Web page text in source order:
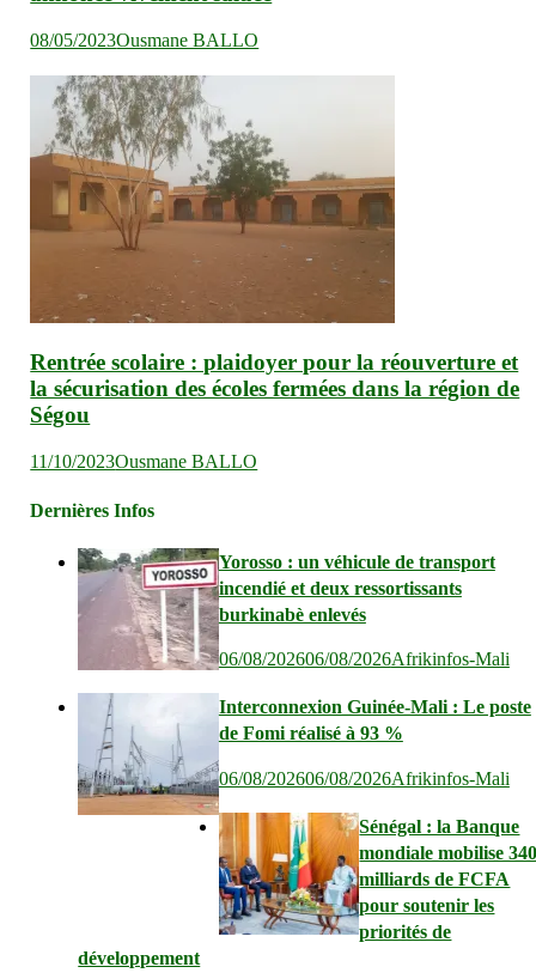
08/05/2023Ousmane BALLO
Rentrée scolaire : plaidoyer pour la réouverture et
la sécurisation des écoles fermées dans la région de
Ségou
11/10/2023Ousmane BALLO
Dernières Infos
Yorosso : un véhicule de transport
incendié et deux ressortissants
burkinabè enlevés
06/08/202606/08/2026Afrikinfos-Mali
Interconnexion Guinée-Mali : Le poste
de Fomi réalisé à 93 %
06/08/202606/08/2026Afrikinfos-Mali
Sénégal : la Banque
mondiale mobilise
milliards de FCFA
pour soutenir les
priorités de
développement